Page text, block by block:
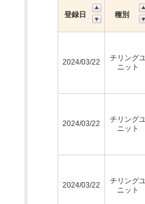
登録日 種別
2024/03/22
チリングユ
ニット
2024/03/22
チリングユ
ニット
2024/03/22
チリングユ
ニット